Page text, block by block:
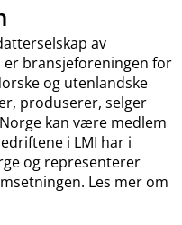
av
er bransjeforeningen for
og utenlandske
produserer, selger
kan være medlem
i LMI har i
og representerer
Les mer om